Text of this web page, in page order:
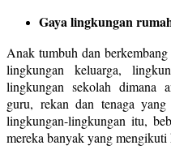
Gaya lingkungan
Anak tumbuh dan
lingkungan keluarga,
lingkungan sekolah dimana
guru, rekan dan tenaga
lingkungan-lingkungan itu,
mereka banyak yang